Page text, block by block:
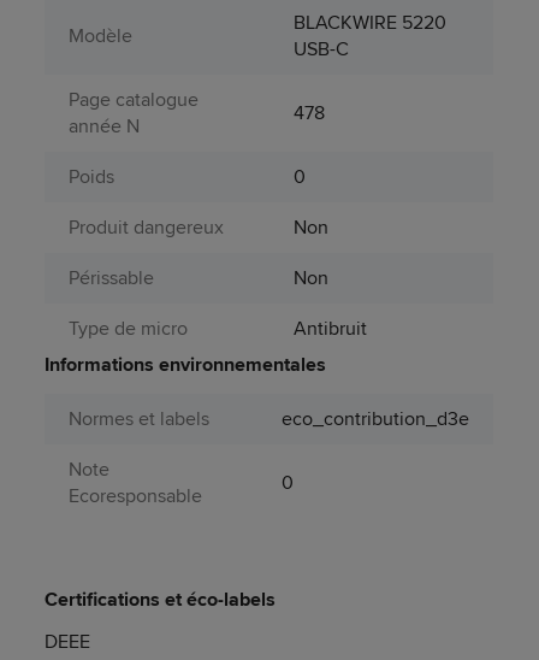
Modèle
BLACKWIRE 5220
USB-C
Page catalogue
année N
478
Poids
0
Produit dangereux
Non
Périssable
Non
Type de micro
Antibruit
Informations environnementales
Normes et labels
eco_contribution_d3e
Note
Ecoresponsable
0
Certifications et éco-labels
DEEE